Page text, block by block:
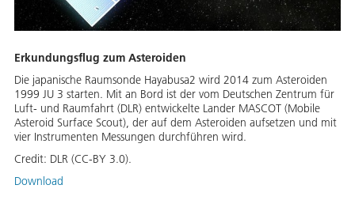
Erkundungsflug zum Asteroiden
Die japanische Raumsonde Hayabusa2 wird 2014 zum Asteroiden
1999 JU 3 starten. Mit an Bord ist der vom Deutschen Zentrum für
Luft- und Raumfahrt (DLR) entwickelte Lander MASCOT (Mobile
Asteroid Surface Scout), der auf dem Asteroiden aufsetzen und mit
vier Instrumenten Messungen durchführen wird.
Credit: DLR (CC-BY 3.0).
Download